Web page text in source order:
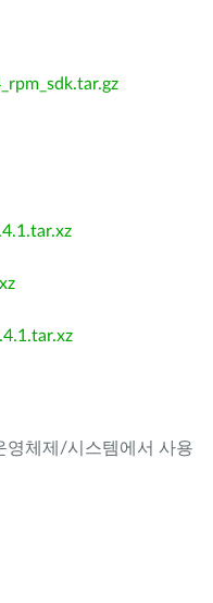
영체제/시스템에서 사용